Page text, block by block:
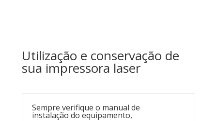
Utilização e conservação de
sua impressora laser
Sempre verifique o manual de
instalação do equipamento,